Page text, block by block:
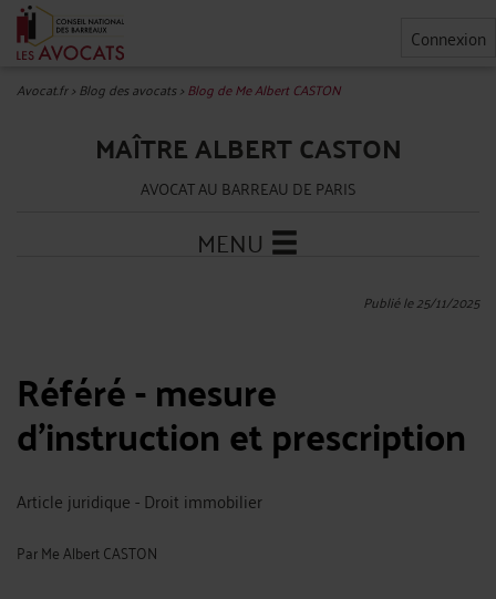
Connexion
Avocat.fr>Blog des avocats>Blog de Me Albert CASTON
MAÎTRE ALBERT CASTON
AVOCAT AU BARREAU DE PARIS
MENU
Publié le 25/11/2025
Référé - mesure
d'instruction et prescription
Article juridique - Droit immobilier
ParMe Albert CASTON